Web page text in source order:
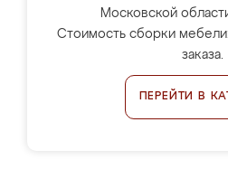
Московской
Стоимость сборки
заказа.
ПЕРЕЙТИ В